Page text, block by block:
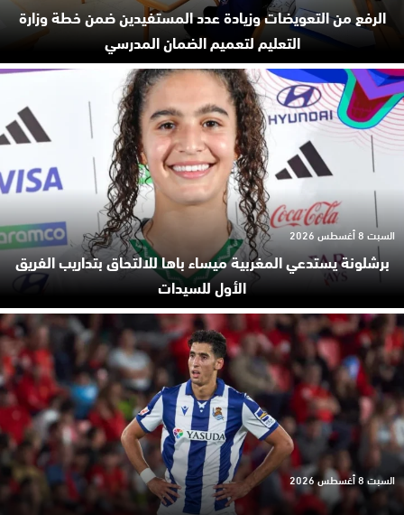
الرفع من التعويضات وزيادة عدد المستفيدين ضمن خطة وزارة
التعليم لتعميم الضمان المدرسي
برشلونة يستدعي المغربية ميساء باها للالتحاق بتداريب الفريق
الأول للسيدات
السبت 8 أغسطس 2026
السبت 8 أغسطس 2026